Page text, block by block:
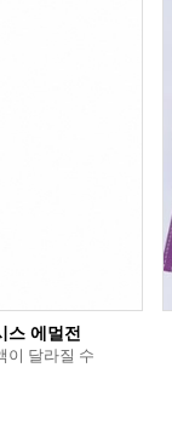
스 에멀전
이 달라질 수